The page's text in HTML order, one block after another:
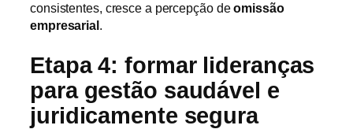
consistentes, cresce a percepção deomissão
empresarial.
Etapa 4: formar lideranças
para gestão saudável e
juridicamente segura